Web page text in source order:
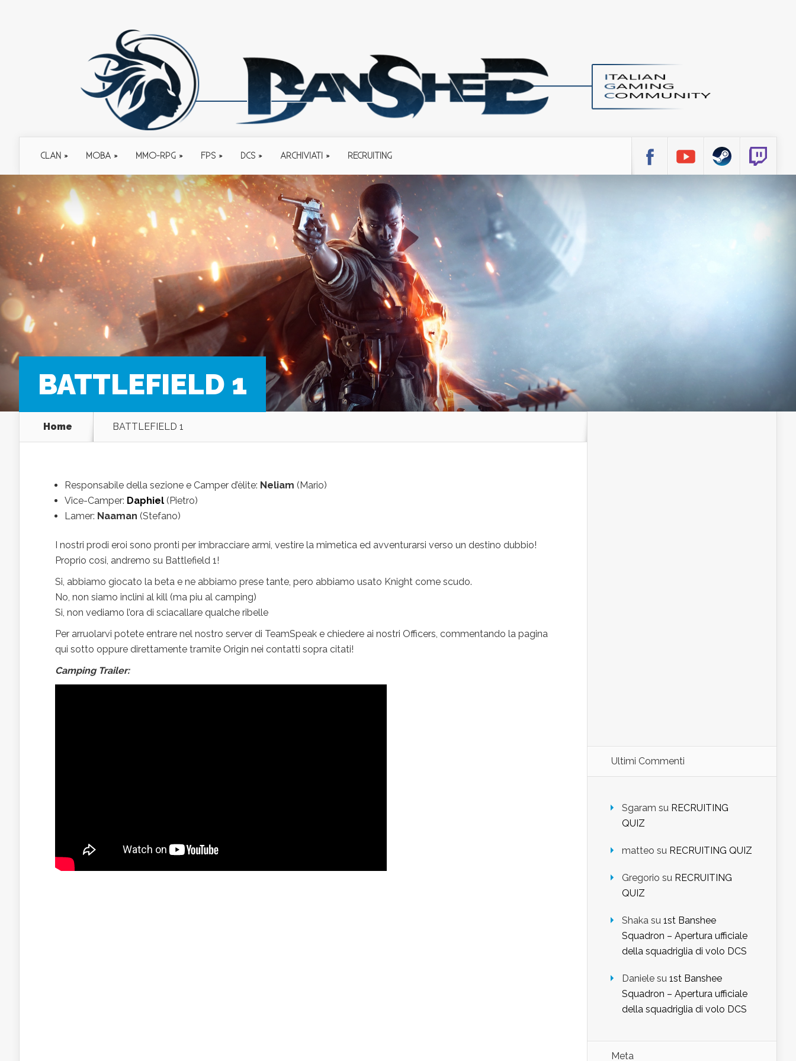
CLAN MOBA MMO-RPG FPS DCS ARCHIVIATI RECRUITING
BATTLEFIELD 1
Home BATTLEFIELD 1
Responsabile della sezione e Camper d’èlite: Neliam (Mario)
Vice-Camper: Daphiel (Pietro)
Lamer: Naaman (Stefano)
I nostri prodi eroi sono pronti per imbracciare armi, vestire la mimetica ed avventurarsi verso un destino dubbio!
Proprio cosi, andremo su Battlefield 1!
Si, abbiamo giocato la beta e ne abbiamo prese tante, pero abbiamo usato Knight come scudo.
No, non siamo inclini al kill (ma piu al camping)
Si, non vediamo l’ora di sciacallare qualche ribelle
Per arruolarvi potete entrare nel nostro server di TeamSpeak e chiedere ai nostri Officers, commentando la pagina
qui sotto oppure direttamente tramite Origin nei contatti sopra citati!
Camping Trailer:
Ultimi Commenti
Sgaram su RECRUITING
QUIZ
matteo su RECRUITING QUIZ
Gregorio su RECRUITING
QUIZ
Shaka su 1st Banshee
Squadron – Apertura ufficiale
della squadriglia di volo DCS
Daniele su 1st Banshee
Squadron – Apertura ufficiale
della squadriglia di volo DCS
Meta